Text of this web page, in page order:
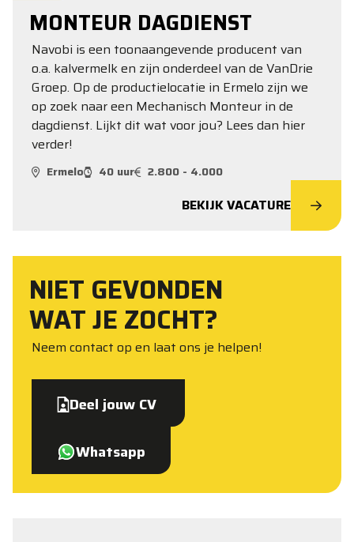
MONTEUR DAGDIENST
Navobi is een toonaangevende producent van
o.a. kalvermelk en zijn onderdeel van de VanDrie
Groep. Op de productielocatie in Ermelo zijn we
op zoek naar een Mechanisch Monteur in de
dagdienst. Lijkt dit wat voor jou? Lees dan hier
verder!
Ermelo 40 uur 2.800 - 4.000
BEKIJK VACATURE
NIET GEVONDEN
WAT JE ZOCHT?
Neem contact op en laat ons je helpen!
Deel jouw CV
Whatsapp